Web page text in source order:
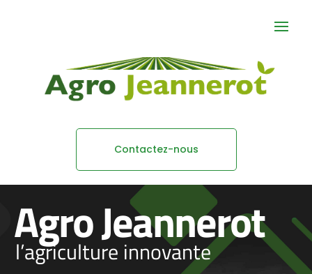
Contactez-nous
Agro Jeannerot
l’agriculture innovante